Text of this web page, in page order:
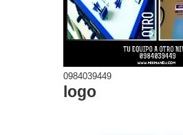
0984039449
logo